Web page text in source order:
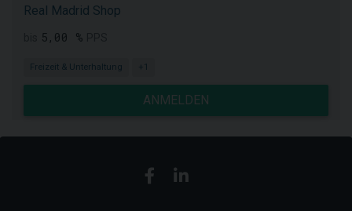
Real Madrid Shop
5,00 %
Freizeit & Unterhaltung +1
ANMELDEN